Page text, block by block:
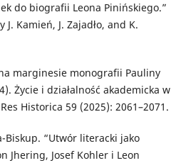
do biografii Leona Pinińskiego.”
Kamień, J. Zajadło, and K.
marginesie monografii Pauliny
Życie i działalność akademicka w
Historica 59 (2025): 2061–2071.
Biskup. “Utwór literacki jako
Jhering, Josef Kohler i Leon